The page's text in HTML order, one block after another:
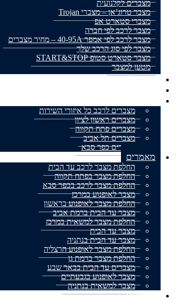
מצברים לקלנועית
מצבר טרוג’אן – מצברי Trojan
מצברי סטארט אפ
מצבר לרכב לפי חברה
מצבר לרכב לפי אמפר 40-95A – מחיר מצברים
מצבר לפי סוג הרכב שלך
מצבר סטארט סטופ START&STOP
מטען למצבר
מצברים לרכב כל איזורי השירות
מצברים ראשון לציון
מצברים פתח תקווה
מצברים תל אביב
מצברים כפר סבא
מאמרים
החלפת מצבר לרכב עד הבית
החלפת מצבר בפתח תקווה
החלפת מצבר לרכב בכפר סבא
מצבר לאופנוע במרכז
החלפת מצבר לאופנוע בראשון
מצבר עד הבית ברמת אביב
החלפת מצבר למשאית במרכז
מצבר עד הבית
מצבר עד הבית בנתניה
החלפת מצבר לאופנוע הרצליה
החלפת מצבר ברמת גן
מצברים עד הבית בבאר שבע
מצבר לאופנוע בגבעתיים
מצבר למשאית בנתניה
אודותינו